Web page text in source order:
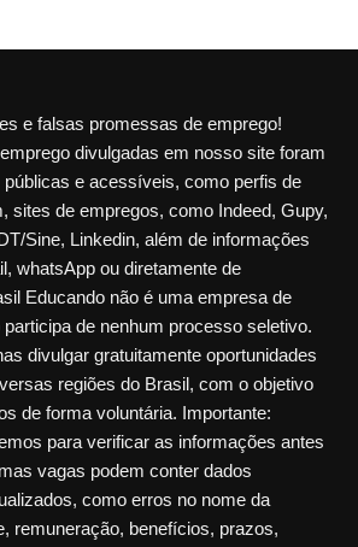
e falsas promessas de emprego!
divulgadas em nosso site foram
e acessíveis, como perfis de
sites de empregos, como Indeed, Gupy,
Sine, Linkedin, além de informações
whatsApp ou diretamente de
Educando não é uma empresa de
de nenhum processo seletivo.
divulgar gratuitamente oportunidades
regiões do Brasil, com o objetivo
de forma voluntária. Importante:
para verificar as informações antes
vagas podem conter dados
como erros no nome da
remuneração, benefícios, prazos,